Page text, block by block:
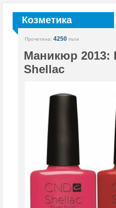
Козметика
Прочетена: 4250пъти
Маникюр 2013:
Shellac